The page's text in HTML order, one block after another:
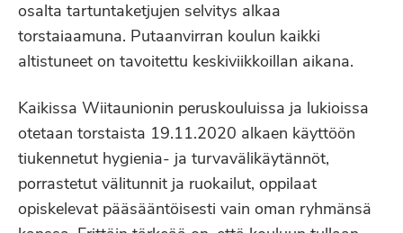
osalta tartuntaketjujen selvitys alkaa
torstaiaamuna. Putaanvirran koulun kaikki
altistuneet on tavoitettu keskiviikkoillan aikana.
Kaikissa Wiitaunionin peruskouluissa ja lukioissa
otetaan torstaista 19.11.2020 alkaen käyttöön
tiukennetut hygienia- ja turvavälikäytännöt,
porrastetut välitunnit ja ruokailut, oppilaat
opiskelevat pääsääntöisesti vain oman ryhmänsä